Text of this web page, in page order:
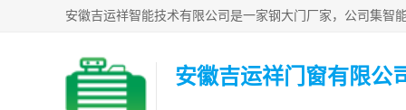
安徽吉运祥门窗有限公